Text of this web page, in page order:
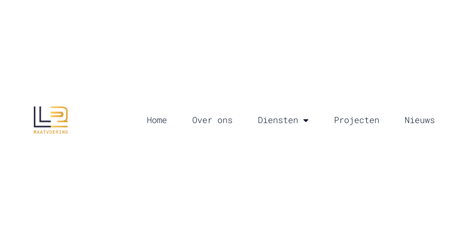
Home Over ons Diensten Projecten Nieuws